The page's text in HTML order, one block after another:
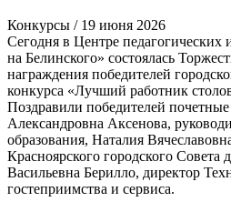
Конкурсы / 19 июня 2026
Сегодня в Центре педагогических
на Белинского» состоялась
награждения победителей
конкурса «Лучший работник
Поздравили победителей
Александровна Аксенова,
образования, Наталия
Красноярского городского Совета
Васильевна Берилло, директор
гостеприимства и сервиса.